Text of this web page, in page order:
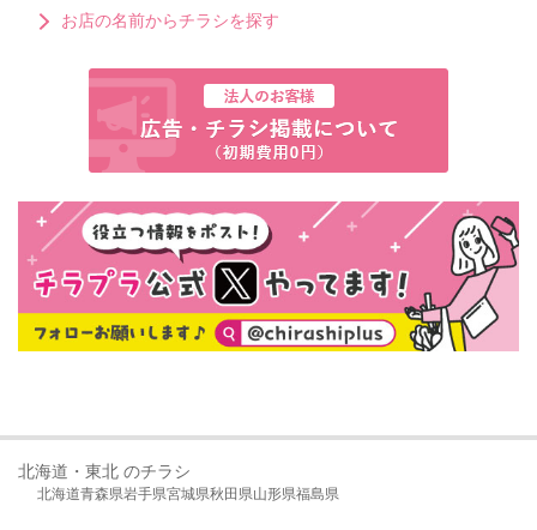
お店の名前からチラシを探す
北海道・東北 のチラシ
北海道青森県岩手県宮城県秋田県山形県福島県